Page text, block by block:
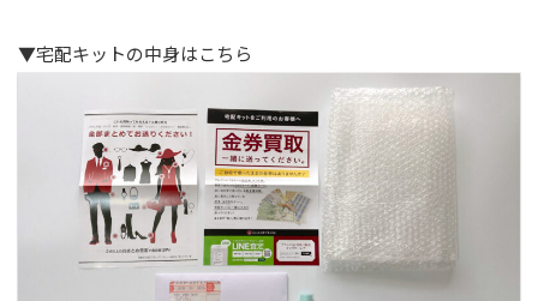
▼宅配キットの中身はこちら